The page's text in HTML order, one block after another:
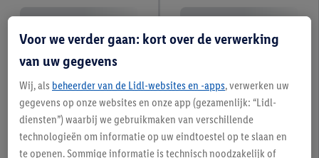
Voor we verder gaan: kort over de verwerking
van uw gegevens
Wij, als beheerder van de Lidl-websites en -apps, verwerken uw
gegevens op onze websites en onze app (gezamenlijk: “Lidl-
diensten”) waarbij we gebruikmaken van verschillende
technologieën om informatie op uw eindtoestel op te slaan en
te openen. Sommige informatie is technisch noodzakelijk of